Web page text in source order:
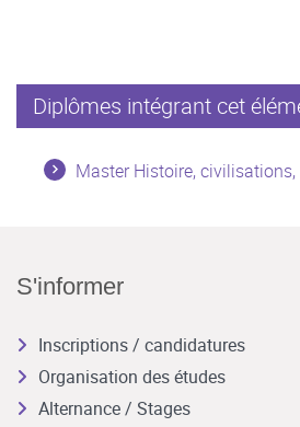
Diplômes intégrant cet
Master Histoire,
S'informer
Inscriptions / candidatures
Organisation des études
Alternance / Stages